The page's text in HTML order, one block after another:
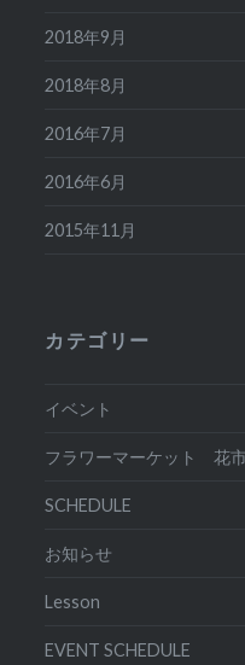
2018年9月
2018年8月
2016年7月
2016年6月
2015年11月
カテゴリー
イベント
フラワーマーケット 花
SCHEDULE
お知らせ
Lesson
EVENT SCHEDULE